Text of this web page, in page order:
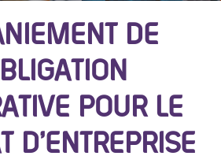
DE
POUR LE
D’ENTREPRISE